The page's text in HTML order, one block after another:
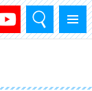
メニュー
検索